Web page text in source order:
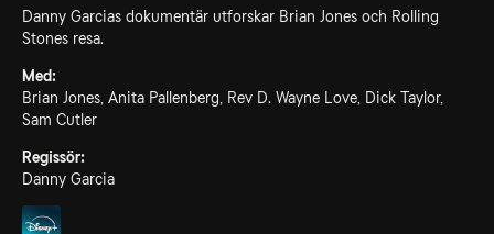
Danny Garcias dokumentär utforskar Brian Jones och Rolling
Stones resa.
Med:
Brian Jones, Anita Pallenberg, Rev D. Wayne Love, Dick Taylor,
Sam Cutler
Regissör:
Danny Garcia